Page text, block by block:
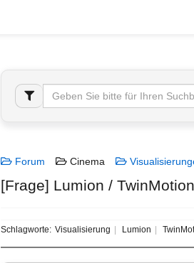
Forum Cinema
[Frage] Lumion / TwinMotion
Schlagworte: Visualisierung Lumion